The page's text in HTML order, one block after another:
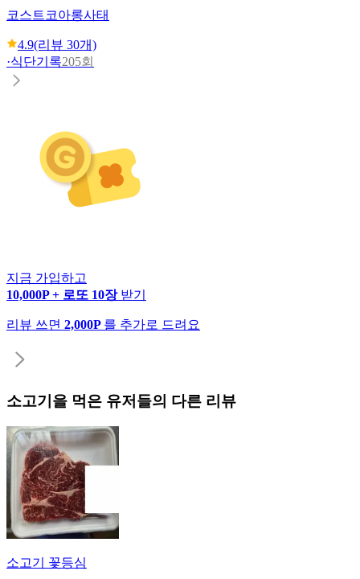
코스트코아롱사태
4.9(리뷰 30개)
·식단기록205회
지금 가입하고
10,000P + 로또 10장 받기
리뷰 쓰면 2,000P 를 추가로 드려요
소고기 을 먹은 유저들의 다른 리뷰
소고기 꽃등심